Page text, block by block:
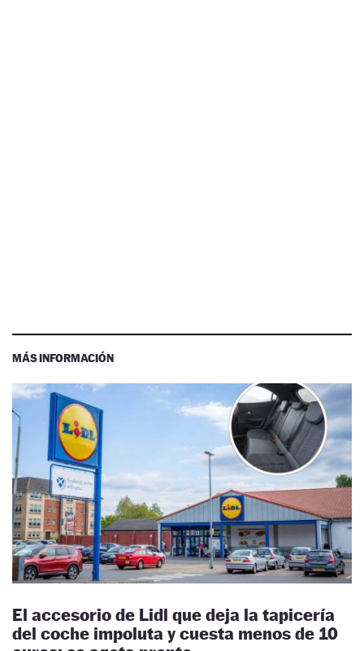
MÁS INFORMACIÓN
El accesorio de Lidl que deja la tapicería
del coche impoluta y cuesta menos de 10